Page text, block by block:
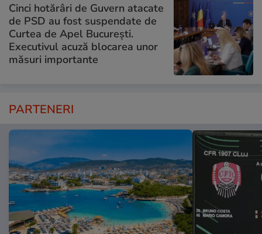
Cinci hotărâri de Guvern atacate
de PSD au fost suspendate de
Curtea de Apel București.
Executivul acuză blocarea unor
măsuri importante
PARTENERI